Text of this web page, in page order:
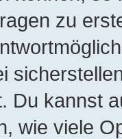
zu
Du kannst
wie viele